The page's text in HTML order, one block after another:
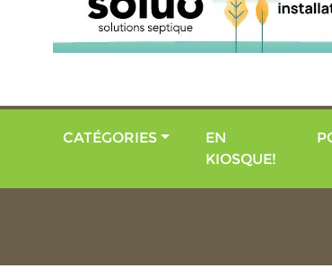
CATÉGORIES
EN
KIOSQUE!